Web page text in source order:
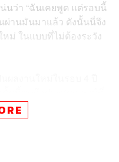
ว่า “ฉันเคยพูด แต่รอบนี้
ผ่านมันมาแล้ว ดังนั้นนี่จึง
ม่ ในแบบที่ไม่ต้องระวัง
อบครัว ความสัมพันธ์
ป่วยจากโรคกินผิดปกติ